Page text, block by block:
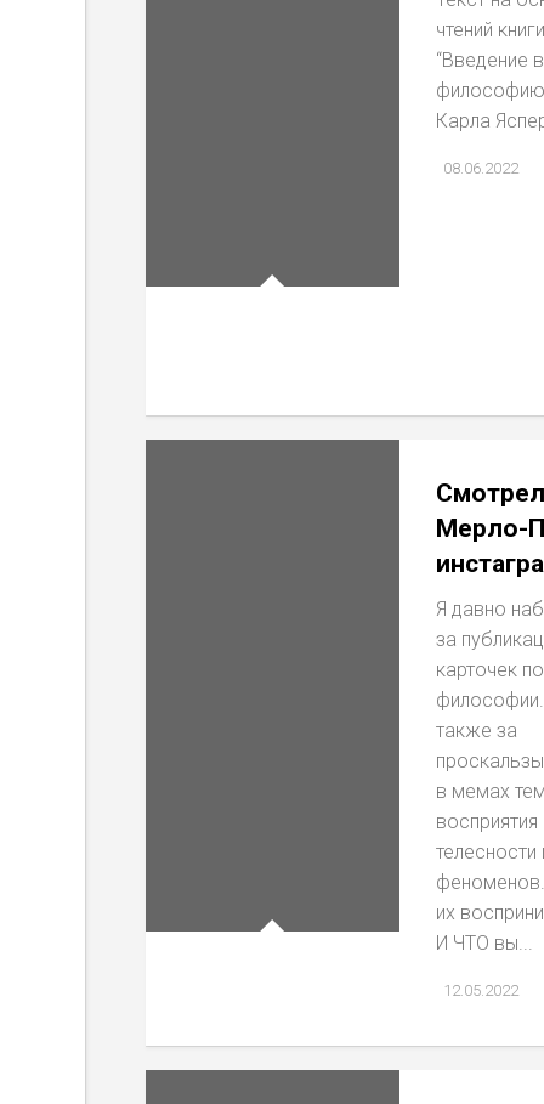
чтений книги
“Введение в
Карла
08.06.2022
Мерло-
Я давно
за
карточек по
также за
в мемах
восприятия
телесности
их
И ЧТО вы...
12.05.2022